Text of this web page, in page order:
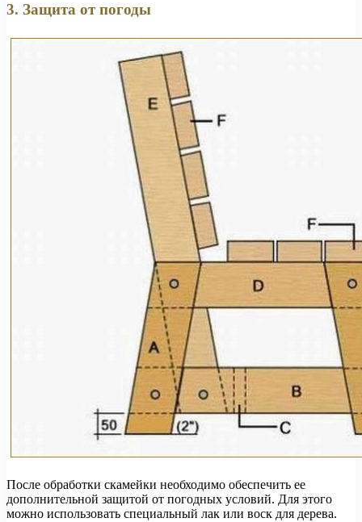
3. Защита от погоды
После обработки скамейки необходимо обеспечить ее
дополнительной защитой от погодных условий. Для этого
можно использовать специальный лак или воск для дерева.